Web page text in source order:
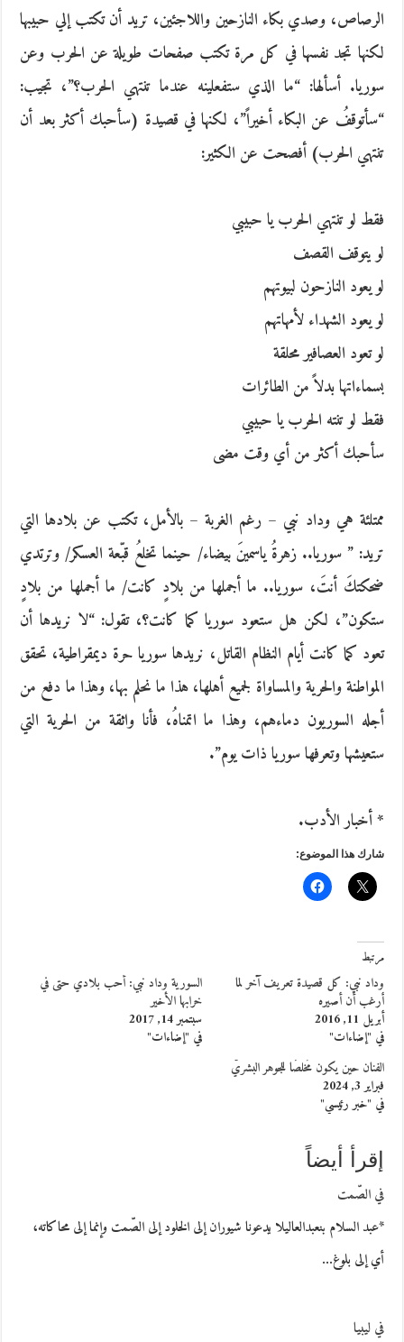
الرصاص،‮ ‬وصدي بكاء النازحين واللاجئين،‮ ‬تريد أن تكتب إلي حبيبها
لكنها تجد نفسها في كل مرة تكتب صفحات طويلة عن الحرب وعن
سوريا‮. ‬أسألها‮: “‬ما الذي ستفعلينه عندما تنتهي الحرب؟‮”‬،‮ ‬تجيب‮:
“‬سأتوقفُ‮ ‬عن البكاء أخيراً‮”‬،‮ ‬لكنها في قصيدة‮ (‬سأحبك أكثر بعد أن
تنتهي الحرب‮) ‬أفصحت عن الكثير‮:‬
فقط لو تنتهي الحرب يا حبيبي
لو يتوقف القصف
لو يعود النازحون لبيوتهم
لو يعود الشهداء لأمهاتهم
لو تعود العصافير محلقة
بسماءاتها بدلاً‮ ‬من الطائرات
فقط لو تنته الحرب يا حبيبي
سأحبك أكثر من أي وقت مضى
ممتلئة هي وداد نبي‮ – ‬رغم الغربة‮ – ‬بالأمل،‮ ‬تكتب عن بلادها التي
تريد‮: ” ‬سوريا‮.. ‬زهرةُ‮ ‬ياسمينَ‮ ‬بيضاء‮/ ‬حينما تخلعُ‮ ‬قبّعة العسكر‮/ ‬وترتدي
ضحكتكَ‮ ‬أنتَ،‮ ‬سوريا‮.. ‬ما أجملها من بلادٍ‮ ‬كانت‮/ ‬ما أجملها من بلادٍ‮
‬ستكون‮”‬،‮ ‬لكن هل ستعود سوريا كما كانت؟،‮ ‬تقول‮: “‬لا نريدها أن
تعود كما كانت أيام النظام القاتل،‮ ‬نريدها سوريا حرة ديمقراطية،‮ ‬تحقق
المواطنة والحرية والمساواة لجميع أهلها،‮ ‬هذا ما نحلم بها،‮ ‬وهذا ما دفع من
أجله السوريون دماءهم،‮ ‬وهذا ما اتمناهُ،‮ ‬فأنا واثقة من الحرية التي
ستعيشها وتعرفها سوريا ذات يوم‮”.‬
* أخبار الأدب.
شارك هذا الموضوع:
مرتبط
وداد نبي: كل قصيدة تعريف آخر لما
أرغب أن أصيره
أبريل 11, 2016
في "إضاءات"
السورية وداد نبي: أحب بلادي حتى في
خرابها الأخير
سبتمبر 14, 2017
في "إضاءات"
الفنان حين يكون مُخلصًا للجوهر البشريّ
فبراير 3, 2024
في "خبر رئيسي"
إقرأ أيضاً
في الصّمت
*عبد السلام بنعبدالعاليلا يدعونا شيوران إلى الخلود إلى الصّمت وإنما إلى محاكاته،
أي إلى بلوغ…
في ليبيا